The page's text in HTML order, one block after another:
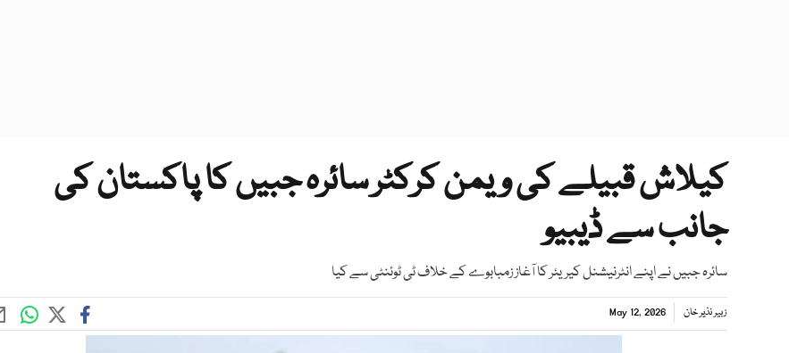
کیلاش قبیلے کی ویمن کرکٹر سائرہ جبیں کا پاکستان کی
جانب سے ڈیبیو
سائرہ جبیں نے اپنے انٹرنیشنل کیریئر کا آغاز زمبابوے کے خلاف ٹی ٹوئنٹی سے کیا
زبیر نذیر خان May 12, 2026